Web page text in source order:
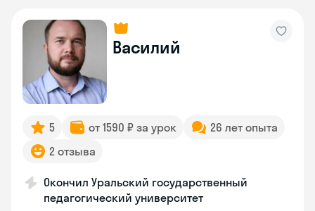
Василий
5 от 1590 ₽ за урок
26 лет опыта
2 отзыва
Окончил Уральский государственный
педагогический университет